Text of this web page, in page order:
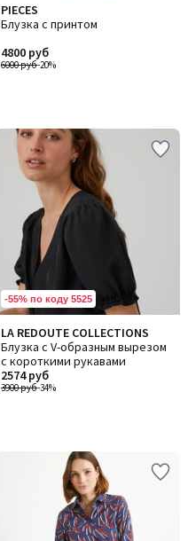
PIECES
Блузка с принтом
6000 руб-20%
4800 руб
-55% по коду 5525
LA REDOUTE COLLECTIONS
Блузка с V-образным вырезом
с короткими рукавами
3900 руб-34%
2574 руб